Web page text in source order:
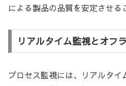
による製品の品質を安定させる
リアルタイム監視とオフ
プロセス監視には、リアルタイ